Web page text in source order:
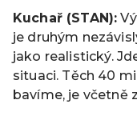
Kuchař (STAN):
je druhým
jako realistický.
situaci. Těch 40
bavíme, je včetně